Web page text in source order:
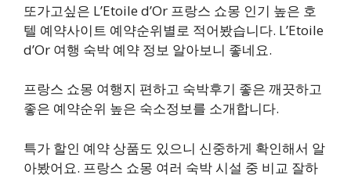
또가고싶은 L’Etoile d’Or 프랑스 쇼몽 인기 높은 호
텔 예약사이트 예약순위별로 적어봤습니다. L’Etoile
d’Or 여행 숙박 예약 정보 알아보니 좋네요.
프랑스 쇼몽 여행지 편하고 숙박후기 좋은 깨끗하고
좋은 예약순위 높은 숙소정보를 소개합니다.
특가 할인 예약 상품도 있으니 신중하게 확인해서 알
아봤어요. 프랑스 쇼몽 여러 숙박 시설 중 비교 잘하